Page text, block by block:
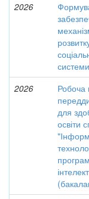
2026
системи
2026
Робоча
для
освіти